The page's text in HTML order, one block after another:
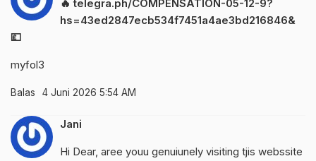
🔥 telegra.ph/COMPENSATION-05-12-9?
hs=43ed2847ecb534f7451a4ae3bd216846&
💷
myfol3
Balas 4 Juni 2026 5:54 AM
Jani
Hi Dear, aree youu genuiunely visiting tjis webssite